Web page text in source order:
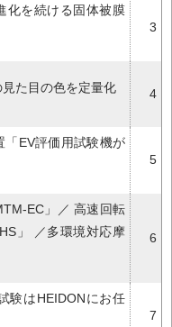
化を続ける固体被膜
3
た目の色を定量化 4
「EV評価用試験機が
5
EC」／ 高速回転
」 ／多環境対応摩
6
験はHEIDONにお任
7